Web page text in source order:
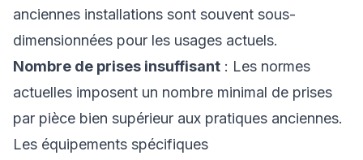
anciennes installations sont souvent sous-
dimensionnées pour les usages actuels.
Nombre de prises insuffisant : Les normes
actuelles imposent un nombre minimal de prises
par pièce bien supérieur aux pratiques anciennes.
Les équipements spécifiques